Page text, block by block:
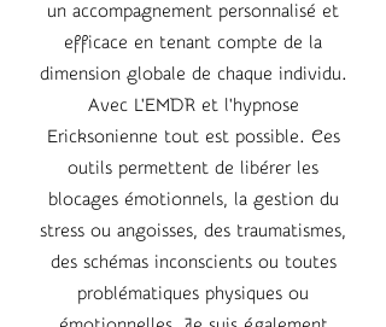
un accompagnement personnalisé et
efficace en tenant compte de la
dimension globale de chaque individu.
Avec L'EMDR et l'hypnose
Ericksonienne tout est possible. Ces
outils permettent de libérer les
blocages émotionnels, la gestion du
stress ou angoisses, des traumatismes,
des schémas inconscients ou toutes
problématiques physiques ou